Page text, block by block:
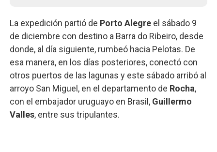
La expedición partió de Porto Alegre el sábado 9
de diciembre con destino a Barra do Ribeiro, desde
donde, al día siguiente, rumbeó hacia Pelotas. De
esa manera, en los días posteriores, conectó con
otros puertos de las lagunas y este sábado arribó al
arroyo San Miguel, en el departamento de Rocha,
con el embajador uruguayo en Brasil, Guillermo
Valles, entre sus tripulantes.